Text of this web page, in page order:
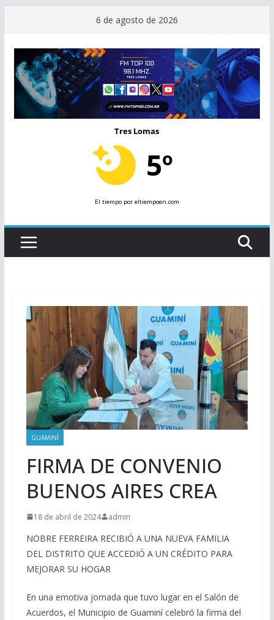
contenido
6 de agosto de 2026
Tres Lomas
5º
El tiempopor eltiempoen.com
GUAMINÍ
FIRMA DE CONVENIO
BUENOS AIRES CREA
18 de abril de 2024 admin
NOBRE FERREIRA RECIBIÓ A UNA NUEVA FAMILIA
DEL DISTRITO QUE ACCEDIÓ A UN CRÉDITO PARA
MEJORAR SU HOGAR
En una emotiva jornada que tuvo lugar en el Salón de
Acuerdos, el Municipio de Guaminí celebró la firma del